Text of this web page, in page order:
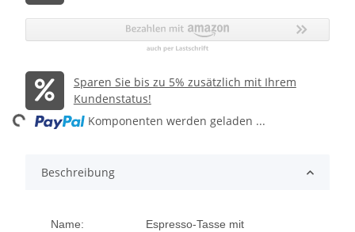
Sparen Sie bis zu 5% zusätzlich mit Ihrem
Kundenstatus!
Komponenten werden geladen ...
Beschreibung
Name: Espresso-Tasse mit